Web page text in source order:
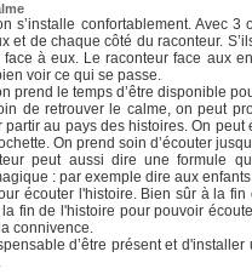
s’installe confortablement. Avec
et de chaque côté du raconteur.
face à eux. Le raconteur face aux
voir ce qui se passe.
prend le temps d’être disponible
de retrouver le calme, on peut
partir au pays des histoires. On
On prend soin d’écouter
peut aussi dire une formule
: par exemple dire aux
écouter l'histoire. Bien sûr à la
fin de l'histoire pour pouvoir
connivence.
d’être présent et